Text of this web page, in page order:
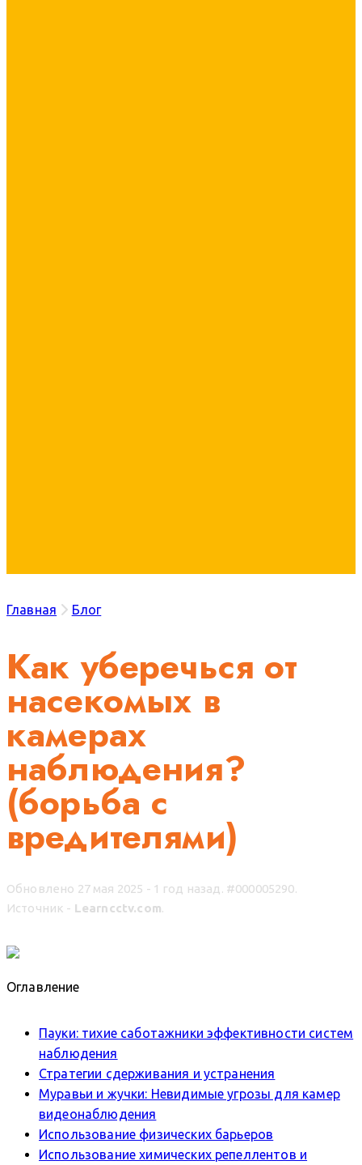
Главная Блог
Как уберечься от
насекомых в
камерах
наблюдения?
(борьба с
вредителями)
Обновлено 27 мая 2025 - 1 год назад. #000005290.
Источник - Learncctv.com.
Оглавление
Пауки: тихие саботажники эффективности систем
наблюдения
Стратегии сдерживания и устранения
Муравьи и жучки: Невидимые угрозы для камер
видеонаблюдения
Использование физических барьеров
Использование химических репеллентов и